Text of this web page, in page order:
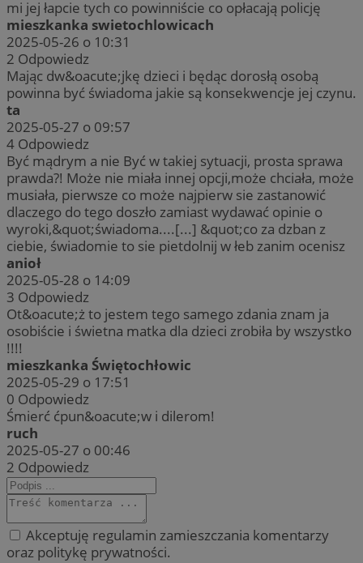
mi jej łapcie tych co powinniście co opłacają policję
mieszkanka swietochlowicach
2025-05-26 o 10:31
2 Odpowiedz
Mając dw&oacute;jkę dzieci i będąc dorosłą osobą
powinna być świadoma jakie są konsekwencje jej czynu.
ta
2025-05-27 o 09:57
4 Odpowiedz
Być mądrym a nie Być w takiej sytuacji, prosta sprawa
prawda?! Może nie miała innej opcji,może chciała, może
musiała, pierwsze co może najpierw sie zastanowić
dlaczego do tego doszło zamiast wydawać opinie o
wyroki,&quot;świadoma....[...] &quot;co za dzban z
ciebie, świadomie to sie pietdolnij w łeb zanim ocenisz
anioł
2025-05-28 o 14:09
3 Odpowiedz
Ot&oacute;ż to jestem tego samego zdania znam ja
osobiście i świetna matka dla dzieci zrobiła by wszystko
!!!!
mieszkanka Świętochłowic
2025-05-29 o 17:51
0 Odpowiedz
Śmierć ćpun&oacute;w i dilerom!
ruch
2025-05-27 o 00:46
2 Odpowiedz
Akceptuję regulamin zamieszczania komentarzy
oraz politykę prywatności.